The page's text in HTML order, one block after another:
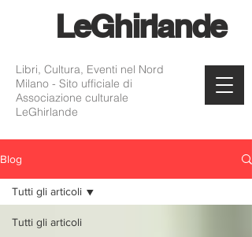
LeGhirlande
Libri, Cultura, Eventi nel Nord
Milano - Sito ufficiale di
Associazione culturale
LeGhirlande
Blog
Tutti gli articoli
Tutti gli articoli